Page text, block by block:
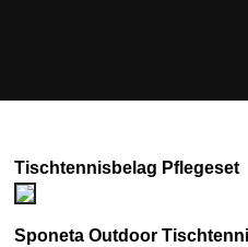
Tischtennisbelag Pflegeset
Sponeta Outdoor